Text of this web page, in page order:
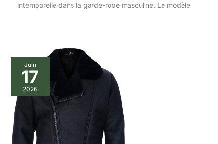
intemporelle dans la garde-robe masculine. Le modèle
Juin
17
2026